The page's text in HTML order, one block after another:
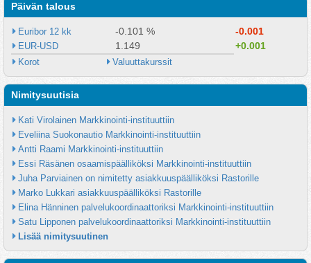
Päivän talous
Euribor 12 kk -0.101 % -0.001
EUR-USD 1.149 +0.001
Korot Valuuttakurssit
Nimitysuutisia
Kati Virolainen Markkinointi-instituuttiin
Eveliina Suokonautio Markkinointi-instituuttiin
Antti Raami Markkinointi-instituuttiin
Essi Räsänen osaamispäälliköksi Markkinointi-instituuttiin
Juha Parviainen on nimitetty asiakkuuspäälliköksi Rastorille
Marko Lukkari asiakkuuspäälliköksi Rastorille
Elina Hänninen palvelukoordinaattoriksi Markkinointi-instituuttiin
Satu Lipponen palvelukoordinaattoriksi Markkinointi-instituuttiin
Lisää nimitysuutinen